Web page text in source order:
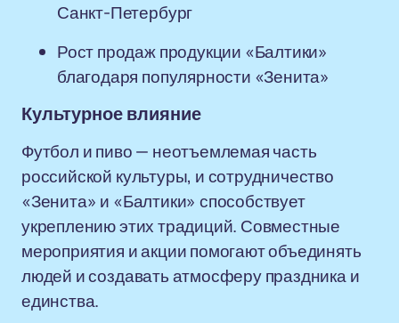
Санкт-Петербург
Рост продаж продукции «Балтики»
благодаря популярности «Зенита»
Культурное влияние
Футбол и пиво — неотъемлемая часть
российской культуры, и сотрудничество
«Зенита» и «Балтики» способствует
укреплению этих традиций. Совместные
мероприятия и акции помогают объединять
людей и создавать атмосферу праздника и
единства.